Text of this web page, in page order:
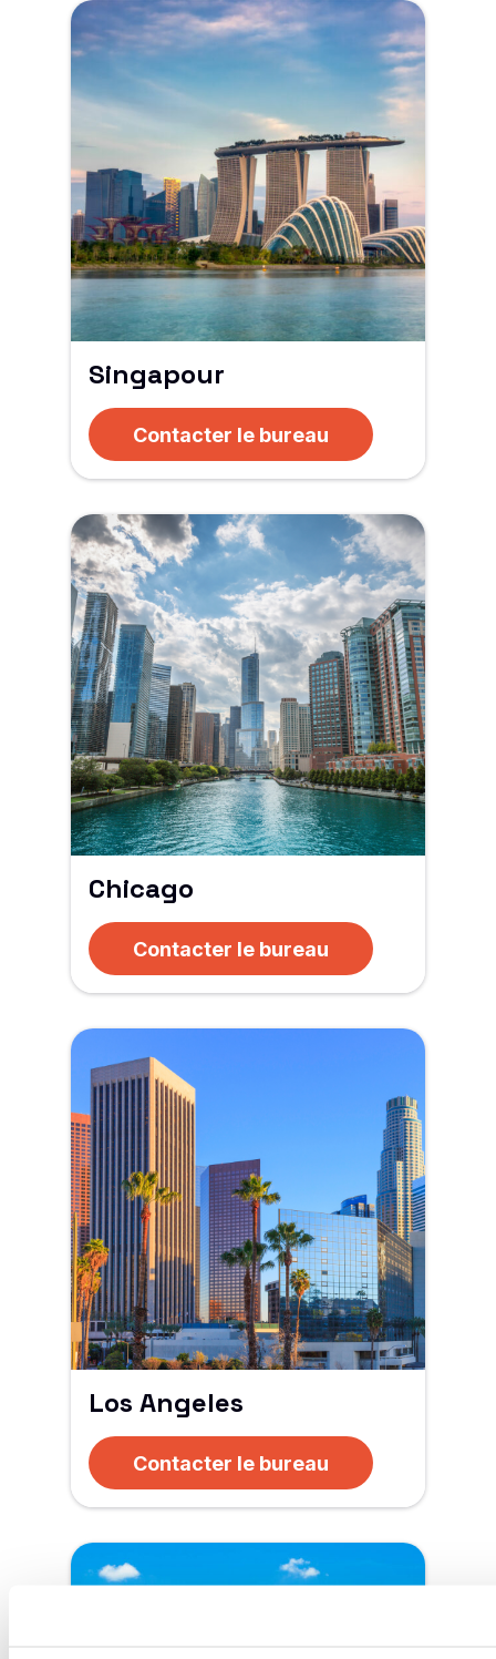
Singapour
Contacter le bureau
Chicago
Contacter le bureau
Los Angeles
Contacter le bureau